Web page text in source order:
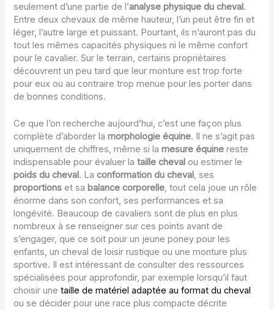
seulement d’une partie de l’analyse physique du cheval.
Entre deux chevaux de même hauteur, l’un peut être fin et
léger, l’autre large et puissant. Pourtant, ils n’auront pas du
tout les mêmes capacités physiques ni le même confort
pour le cavalier. Sur le terrain, certains propriétaires
découvrent un peu tard que leur monture est trop forte
pour eux ou au contraire trop menue pour les porter dans
de bonnes conditions.
Ce que l’on recherche aujourd’hui, c’est une façon plus
complète d’aborder lamorphologie équine. Il ne s’agit pas
uniquement de chiffres, même si lamesure équine reste
indispensable pour évaluer lataille cheval ou estimer le
poids du cheval. Laconformation du cheval, ses
proportions et sa balance corporelle, tout cela joue un rôle
énorme dans son confort, ses performances et sa
longévité. Beaucoup de cavaliers sont de plus en plus
nombreux à se renseigner sur ces points avant de
s’engager, que ce soit pour un jeune poney pour les
enfants, un cheval de loisir rustique ou une monture plus
sportive. Il est intéressant de consulter des ressources
spécialisées pour approfondir, par exemple lorsqu’il faut
choisir unetaille de matériel adaptée au format du cheval
ou se décider pour une race plus compacte décrite